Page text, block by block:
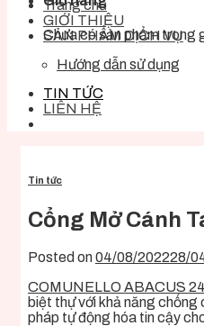
Chưa có sản phẩm trong
Trang chủ
GIỚI THIỆU
SẢN PHẨM DỊCH VỤ
Hướng dẫn sử dụng
TIN TỨC
LIÊN HỆ
Tin tức
Cổng Mở Cánh
Posted on04/08/202228/
COMUNELLO ABACUS
biệt thự với khả năng chống
pháp tự động hóa tin cậy